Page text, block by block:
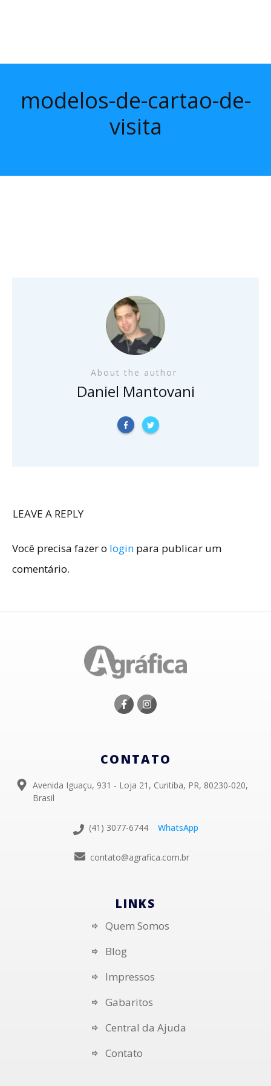
modelos-de-cartao-de-
visita
About the author
Daniel Mantovani
LEAVE A REPLY
Você precisa fazer o login para publicar um
comentário.
CONTATO
Avenida Iguaçu, 931 - Loja 21, Curitiba, PR, 80230-020,
Brasil
(41) 3077-6744 WhatsApp
contato@agrafica.com.br
LINKS
Quem Somos
Blog
Impressos
Gabaritos
Central da Ajuda
Contato